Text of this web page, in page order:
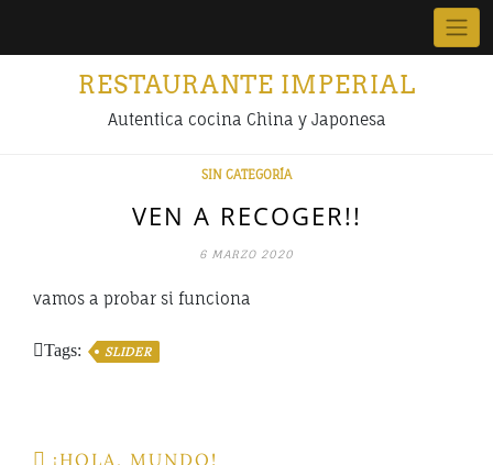
RESTAURANTE IMPERIAL
Autentica cocina China y Japonesa
SIN CATEGORÍA
VEN A RECOGER!!
6 MARZO 2020
vamos a probar si funciona
Tags: SLIDER
Navegación
¡HOLA, MUNDO!